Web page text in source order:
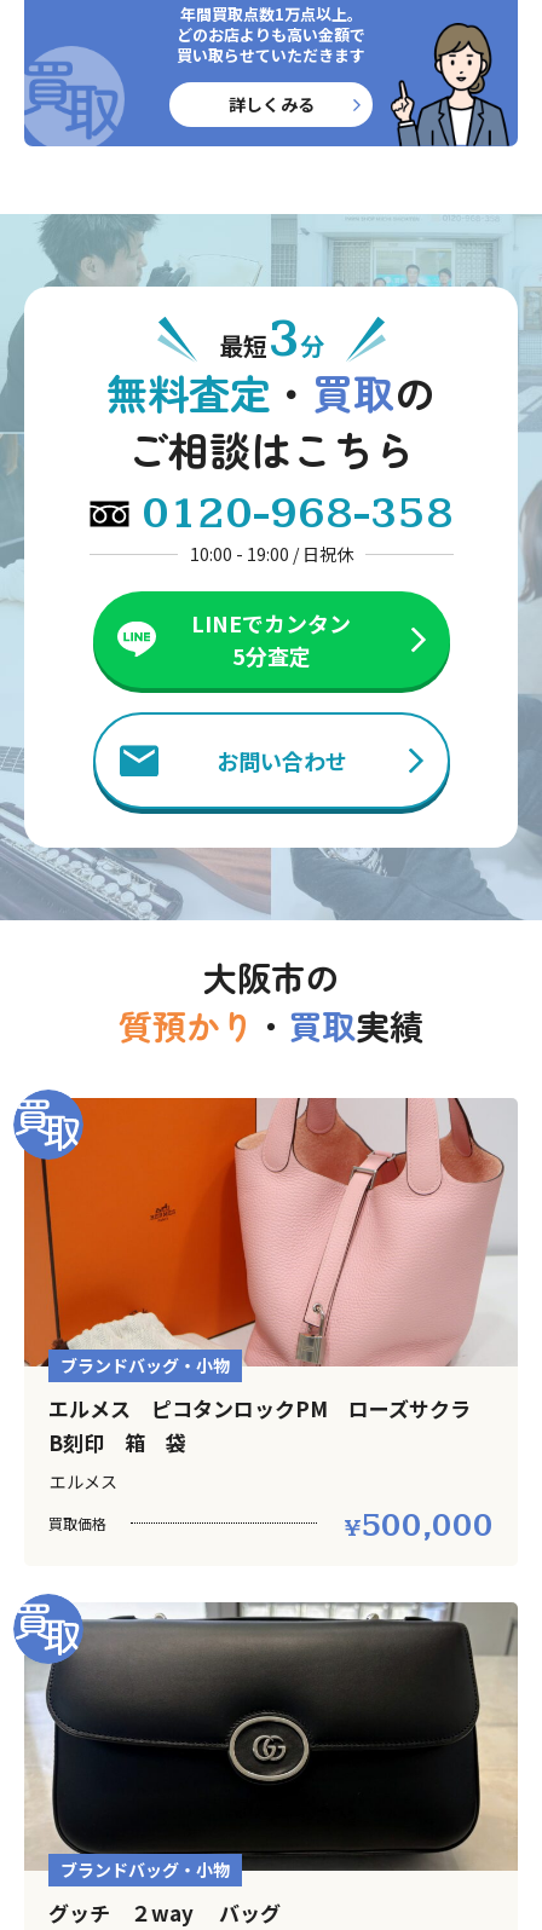
年間買取点数1万点以上。
どのお店よりも高い金額で
買い取らせていただきます
詳しくみる
最短3分
無料査定 ・ 買取の
ご相談はこちら
0120-968-358
10:00 - 19:00 / 日祝休
LINEでカンタン
5分査定
お問い合わせ
大阪市の
質預かり ・ 買取実績
ブランドバッグ・小物
エルメス ピコタンロックPM ローズサクラ
B刻印 箱 袋
エルメス
買取価格 500,000
ブランドバッグ・小物
グッチ ２way バッグ